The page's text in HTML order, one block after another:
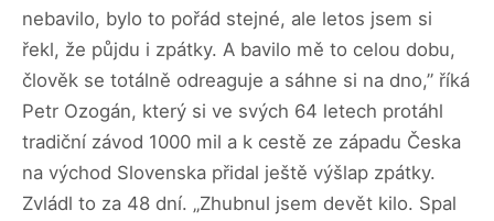
nebavilo, bylo to pořád stejné, ale letos jsem si
řekl, že půjdu i zpátky. A bavilo mě to celou dobu,
člověk se totálně odreaguje a sáhne si na dno,” říká
Petr Ozogán, který si ve svých 64 letech protáhl
tradiční závod 1000 mil a k cestě ze západu Česka
na východ Slovenska přidal ještě výšlap zpátky.
Zvládl to za 48 dní. „Zhubnul jsem devět kilo. Spal